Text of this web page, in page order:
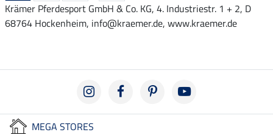
Krämer Pferdesport GmbH & Co. KG, 4. Industriestr. 1 + 2, D
68764 Hockenheim, info@kraemer.de, www.kraemer.de
MEGA STORES